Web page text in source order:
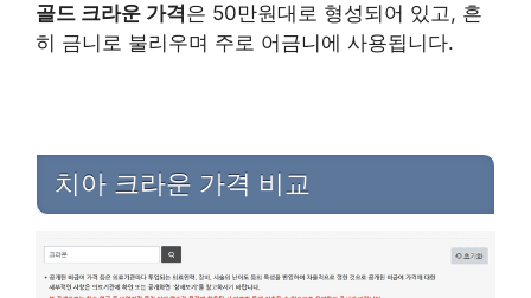
골드 크라운 가격은 50만원대로 형성되어 있고, 흔
히 금니로 불리우며 주로 어금니에 사용됩니다.
치아 크라운 가격 비교